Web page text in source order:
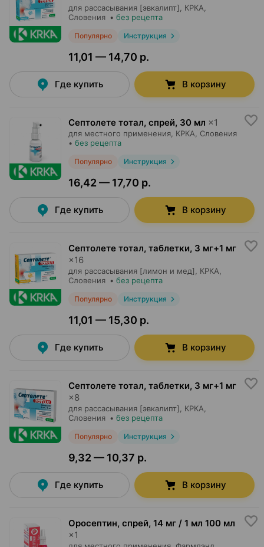
для рассасывания [эвкалипт], КРКА
Словения • без рецепта
Популярно Инструкция
11,01 — 14,70 р.
Где купить В корзину
Септолете тотал, спрей, 30 мл ×1
для местного применения, КРКА , Словения
• без рецепта
Популярно Инструкция
16,42 — 17,70 р.
Где купить В корзину
Септолете тотал, таблетки, 3 мг+1 мг
×16
для рассасывания [лимон и мед], КРКА
Словения • без рецепта
Популярно Инструкция
11,01 — 15,30 р.
Где купить В корзину
Септолете тотал, таблетки, 3 мг+1 мг
×8
для рассасывания [эвкалипт], КРКА
Словения • без рецепта
Популярно Инструкция
9,32 — 10,37 р.
Где купить В корзину
Оросептин, спрей, 14 мг / 1 мл 100 мл
×1